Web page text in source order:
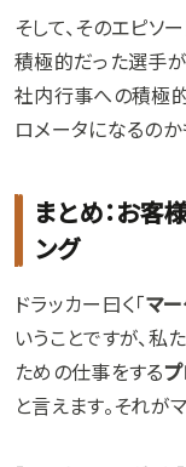
そして、そのエピソ
積極的だった選手
社内行事への積極
ロメータになるのか
まとめ：お客
ング
ドラッカー曰く「マ
いうことですが、私
ための仕事をする
と言えます。それが